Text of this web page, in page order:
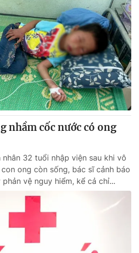
VTV Thể thao
Bất động sản
Tấm lòng Việt
Vươn mình bằng AI
English
nhầm cốc nước có ong
nhân 32 tuổi nhập viện sau khi vô
ong còn sống, bác sĩ cảnh báo
vệ nguy hiểm, kể cả chỉ...